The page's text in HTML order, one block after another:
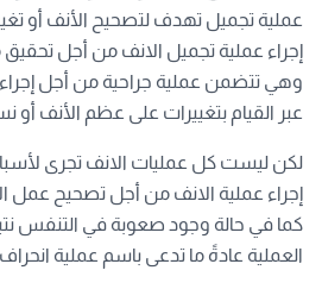
عملية تجميل تهدف لتصحيح الأنف أو
إجراء عملية تجميل الانف من أجل تحقيق
وهي تتضمن عملية جراحية من أجل إجراء
عبر القيام بتغييرات على عظم الأنف
لكن ليست كل عمليات الانف تجرى لأسباب
إجراء عملية الانف من أجل تصحيح عمل
كما في حالة وجود صعوبة في التنفس
العملية عادةً ما تدعى باسم عملية انحراف